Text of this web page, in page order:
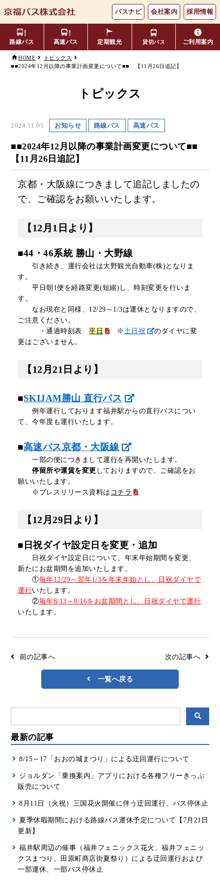
バスナビ 会社案内 採用情報
路線バス
のりば案内
季節・特別運行バス 配布時刻表
定期券 お得なきっぷ
コミュニティバス
Googleマップでの
リアルタイムバス位置＆時刻表
京福バスナビ 交通系ICカード
路線検索
Googleマップ NAVITIME
ジョルダン
高速バス 定期観光 貸切バス ご利用案内
キャッシュレス対応
HOME
トピックス
■■2024年12月以降の事業計画変更について■■ 【11月26日追記】
トピックス
2024.11.05 お知らせ 路線バス 高速バス
■■2024年12月以降の事業計画変更について■■
【11月26日追記】
京都・大阪線につきまして追記しましたの
で、ご確認をお願いいたします。
【12月1日より】
■44・46系統 勝山・大野線
引き続き、運行会社は大野観光自動車(株)となりま
す。
平日朝1便を経路変更(短縮)し、時刻変更を行いま
す。
なお現在と同様、12/29～1/3は運休となりますので、
ご注意ください。
・通過時刻表平日 ※ 土日祝
のダイヤに変
更はございません。
【12月21日より】
■SKIJAM勝山 直行バス
例年運行しております福井駅からの直行バスについ
て、今年度も運行いたします。
■高速バス京都・大阪線
一部の便につきまして運行を再開いたします。
停留所や運賃を変更 しておりますので、ご確認をお
願いいたします。
※プレスリリース資料は コチラ
【12月29日より】
■日祝ダイヤ設定日を変更・追加
日祝ダイヤ設定日について、年末年始期間を変更、
新たにお盆期間を追加いたします。
①毎年12/29～翌年1/3を年末年始とし、日祝ダイヤで
運行いたします。
②毎年8/13～8/16をお盆期間とし、日祝ダイヤで運行
いたします。
前の記事へ 次の記事へ
一覧へ戻る
最新の記事
8/15～17「おおの城まつり」による迂回運行について
ジョルダン「乗換案内」アプリにおける各種フリーきっぷ
販売について
8月11日（火祝）三国花火開催に伴う迂回運行、バス停休止
夏季休暇期間における路線バス運休予定について【7月21日
更新】
福井駅周辺の催事（福井フェニックス花火、福井フェニッ
クスまつり、田原町商店街夏祭り）による迂回運行および
一部運休、一部バス停休止